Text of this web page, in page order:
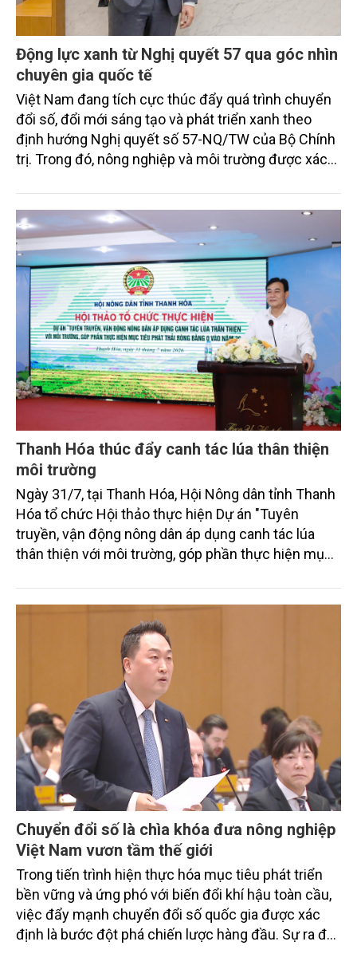
Động lực xanh từ Nghị quyết 57 qua góc nhìn
chuyên gia quốc tế
Việt Nam đang tích cực thúc đẩy quá trình chuyển
đổi số, đổi mới sáng tạo và phát triển xanh theo
định hướng Nghị quyết số 57-NQ/TW của Bộ Chính
trị. Trong đó, nông nghiệp và môi trường được xác
sắc bởi các tiến bộ công nghệ và cam kết bền vững
toàn cầu, đặc biệt là mục tiêu đưa phát thải ròng
bằng 0 (Net-Zero) vào năm 2050.
Thanh Hóa thúc đẩy canh tác lúa thân thiện
môi trường
Ngày 31/7, tại Thanh Hóa, Hội Nông dân tỉnh Thanh
Hóa tổ chức Hội thảo thực hiện Dự án "Tuyên
truyền, vận động nông dân áp dụng canh tác lúa
thân thiện với môi trường, góp phần thực hiện mục
trình thu hút sự tham gia của đông đảo đại biểu đến
từ các cơ quan quản lý nhà nước, đơn vị nghiên cứu,
doanh nghiệp, hợp tác xã và nông dân đang trực
tiếp triển khai mô hình sản xuất lúa phát thải thấp.
Chuyển đổi số là chìa khóa đưa nông nghiệp
Việt Nam vươn tầm thế giới
Trong tiến trình hiện thực hóa mục tiêu phát triển
bền vững và ứng phó với biến đổi khí hậu toàn cầu,
việc đẩy mạnh chuyển đổi số quốc gia được xác
định là bước đột phá chiến lược hàng đầu. Sự ra đời